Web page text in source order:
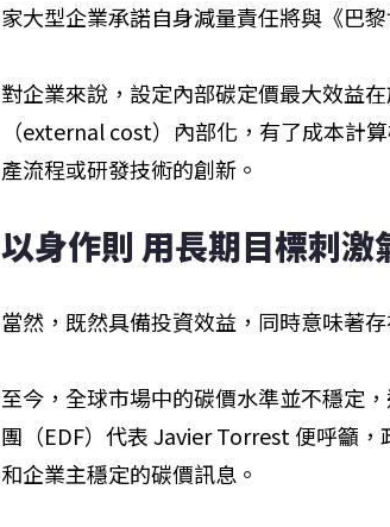
家大型企業承諾自身減量責任將與《巴
對企業來說，設定內部碳定價最大效益
（external cost）內部化，有了成本計
產流程或研發技術的創新。
以身作則 用長期目標刺激
當然，既然具備投資效益，同時意味著存
至今，全球市場中的碳價水準並不穩定
團（EDF）代表 Javier Torrest 便呼籲
和企業主穩定的碳價訊息。